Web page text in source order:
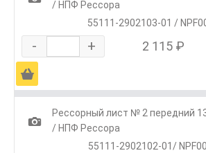
/ НПФ Рессора
55111-2902103-01 /
- + 2 115 ₽
Ä
1
Рессорный лист № 2 передний
/ НПФ Рессора
55111-2902102-01/